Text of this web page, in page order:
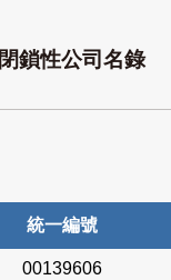
閉鎖性公司名錄
統一編號
00139606